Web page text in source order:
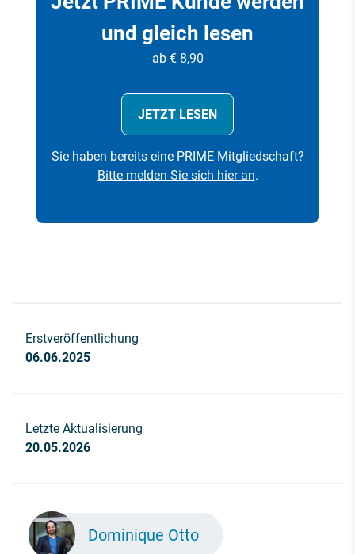
und gleich lesen
ab € 8,90
JETZT LESEN
Sie haben bereits eine PRIME Mitgliedschaft?
Bitte melden Sie sich hier an.
Erstveröffentlichung
06.06.2025
Letzte Aktualisierung
20.05.2026
Dominique Otto